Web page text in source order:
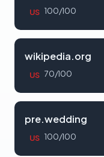
US 100/100
wikipedia.org
US 70/100
pre.wedding
US 100/100